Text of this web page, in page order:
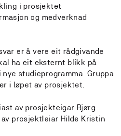
i prosjektet
og medverknad
er å vere eit rådgivande
ha eit eksternt blikk på
studieprogramma. Gruppa
i løpet av prosjektet.
av prosjekteigar Bjørg
prosjektleiar Hilde Kristin